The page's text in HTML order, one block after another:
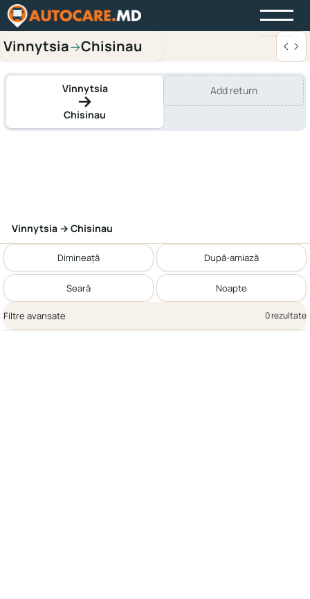
Vinnytsia→Chisinau
Vinnytsia
Chisinau
Add return
Vinnytsia → Chisinau
Dimineață După-amiază
Seară Noapte
Filtre avansate 0 rezultate